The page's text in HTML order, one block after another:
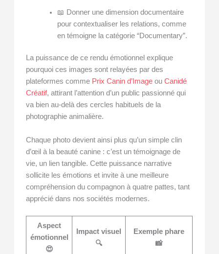
📖 Donner une dimension documentaire
pour contextualiser les relations, comme
en témoigne la catégorie “Documentary”.
La puissance de ce rendu émotionnel explique
pourquoi ces images sont relayées par des
plateformes comme Prix Canin d’Image ouCanidé
Créatif, attirant l’attention d’un public passionné qui
va bien au-delà des cercles habituels de la
photographie animalière.
Chaque photo devient ainsi plus qu’un simple clin
d’œil à la beauté canine : c’est un témoignage de
vie, un lien tangible. Cette puissance narrative
sollicite les émotions et invite à une meilleure
compréhension du compagnon à quatre pattes, tant
apprécié dans nos sociétés modernes.
Aspect
émotionnel
😍
Impact visuel
🔍
Exemple phare
📸